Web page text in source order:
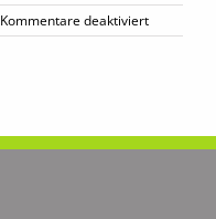
Kommentare deaktiviertfür